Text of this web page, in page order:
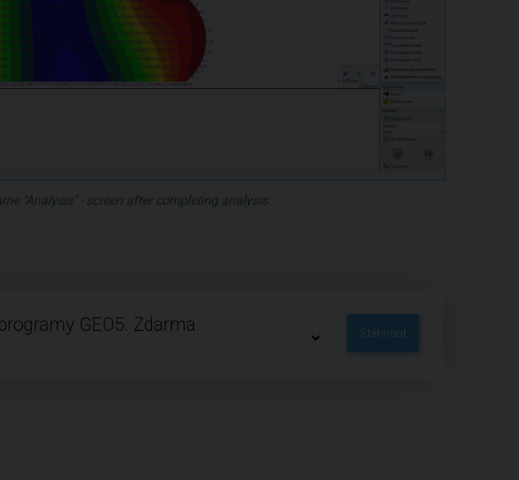
"Analysis" - screen after completing analysis
GEO5. Zdarma. Stáhnout